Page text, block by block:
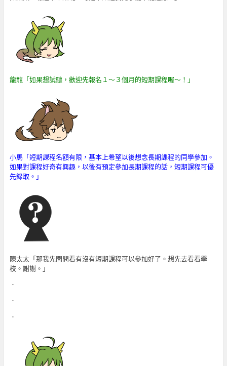
龍龍「如果想試聽，歡迎先報名１～３個月的短期課程喔～！」
小馬「短期課程名額有限，基本上希望以後想念長期課程的同學參加。
如果對課程好奇有興趣，以後有預定參加長期課程的話，短期課程可優
先錄取。 」
陳太太「那我先問問看有沒有短期課程可以參加好了。想先去看看學
校。謝謝。」
．
．
．